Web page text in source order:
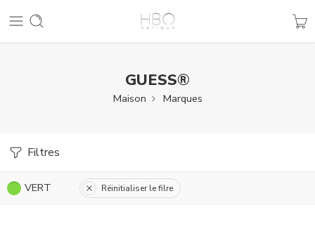
GUESS®
Maison Marques
Filtres
VERT Réinitialiser le filre